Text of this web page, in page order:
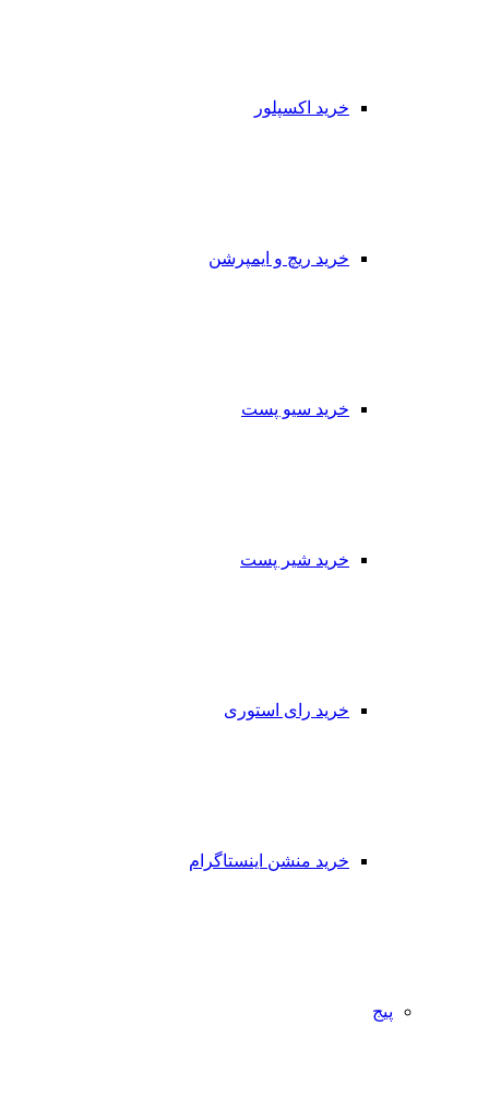
خرید اکسپلور
خرید ریچ و ایمپرشن
خرید سیو پست
خرید شیر پست
خرید رای استوری
خرید منشن اینستاگرام
پیج